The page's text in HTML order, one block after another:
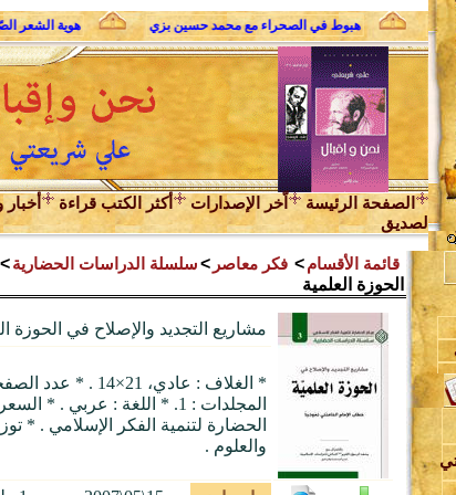
هبوط في الصحراء مع محمد حسين بزي هوية الشعر
الصفحة الرئيسة اّخر الإصدارات أكثر الكتب قراءة
لصديق
قائمة الأقسام> فكر معاصر >سلسلة الدراسات الحضارية
الحوزة العلمية
مشاريع التجديد والإصلاح في الحوزة
الحضارة لتنمية الفكر الإسلامي . *
والعلوم .